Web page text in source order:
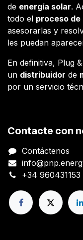
de energía solar.
todo el proceso
asesorarlas y
les puedan
En definitiva, Plug
un distribuidor de
por un servicio
Contacte con
Contáctenos
+34 960431153